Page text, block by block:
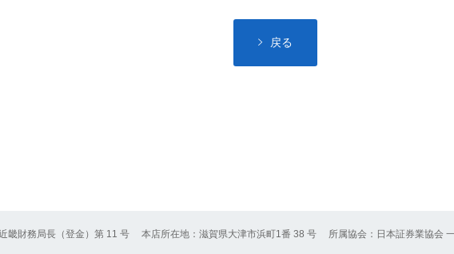
戻る
畿財務局長（登金）第 11 号 本店所在地：滋賀県大津市浜町1番 38 号 所属協会：日本証券業協会